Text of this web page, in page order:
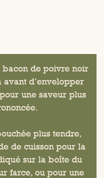
bacon de poivre noir
d’envelopper
une saveur plus
plus tendre,
de cuisson pour la
sur la boîte du
farce, ou pour une